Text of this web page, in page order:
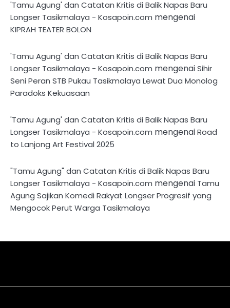
'Tamu Agung' dan Catatan Kritis di Balik Napas Baru
Longser Tasikmalaya - Kosapoin.com mengenai
KIPRAH TEATER BOLON
'Tamu Agung' dan Catatan Kritis di Balik Napas Baru
Longser Tasikmalaya - Kosapoin.com mengenaiSihir
Seni Peran STB Pukau Tasikmalaya Lewat Dua Monolog
Paradoks Kekuasaan
'Tamu Agung' dan Catatan Kritis di Balik Napas Baru
Longser Tasikmalaya - Kosapoin.com mengenaiRoad
to Lanjong Art Festival 2025
"Tamu Agung" dan Catatan Kritis di Balik Napas Baru
Longser Tasikmalaya - Kosapoin.com mengenai Tamu
Agung Sajikan Komedi Rakyat Longser Progresif yang
Mengocok Perut Warga Tasikmalaya